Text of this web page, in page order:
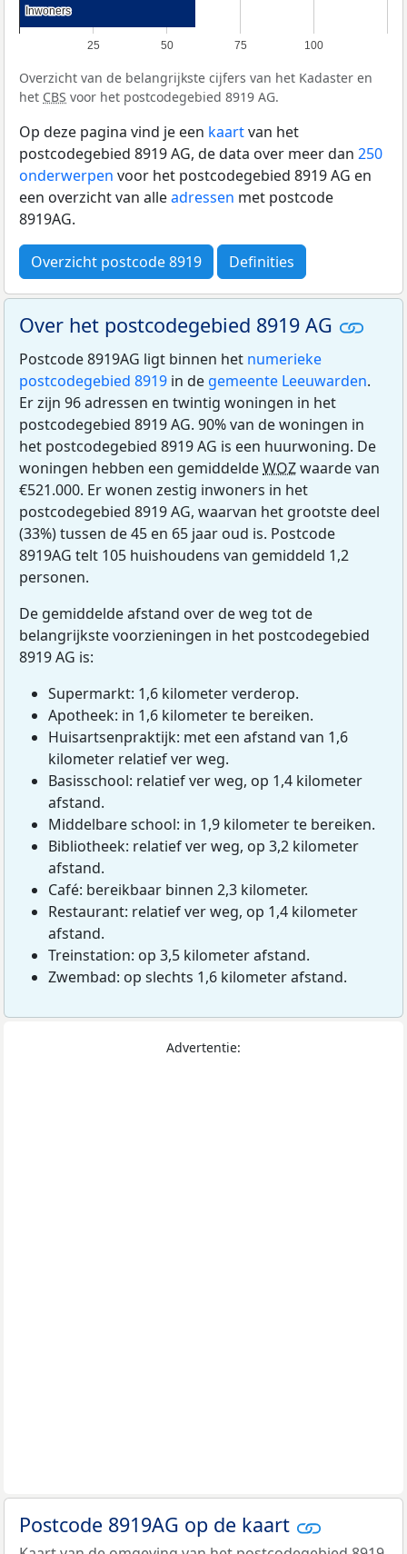
25 50 75 100
Inwoners
Inwoners
Overzicht van de belangrijkste cijfers van het Kadaster en
het CBS voor het postcodegebied 8919 AG.
Op deze pagina vind je een kaartvan het
postcodegebied 8919 AG, de data over meer dan 250
onderwerpen voor het postcodegebied 8919 AG en
een overzicht van alleadressen met postcode
8919AG.
Overzicht postcode 8919 Definities
Over het postcodegebied 8919 AG
Postcode 8919AG ligt binnen het numerieke
postcodegebied 8919 in de gemeente Leeuwarden.
Er zijn 96 adressen en twintig woningen in het
postcodegebied 8919 AG. 90% van de woningen in
het postcodegebied 8919 AG is een huurwoning. De
woningen hebben een gemiddeldeWOZwaarde van
€521.000. Er wonen zestig inwoners in het
postcodegebied 8919 AG, waarvan het grootste deel
(33%) tussen de 45 en 65 jaar oud is. Postcode
8919AG telt 105 huishoudens van gemiddeld 1,2
personen.
De gemiddelde afstand over de weg tot de
belangrijkste voorzieningen in het postcodegebied
8919 AG is:
Supermarkt: 1,6 kilometer verderop.
Apotheek: in 1,6 kilometer te bereiken.
Huisartsenpraktijk: met een afstand van 1,6
kilometer relatief ver weg.
Basisschool: relatief ver weg, op 1,4 kilometer
afstand.
Middelbare school: in 1,9 kilometer te bereiken.
Bibliotheek: relatief ver weg, op 3,2 kilometer
afstand.
Café: bereikbaar binnen 2,3 kilometer.
Restaurant: relatief ver weg, op 1,4 kilometer
afstand.
Treinstation: op 3,5 kilometer afstand.
Zwembad: op slechts 1,6 kilometer afstand.
Advertentie:
Postcode 8919AG op de kaart